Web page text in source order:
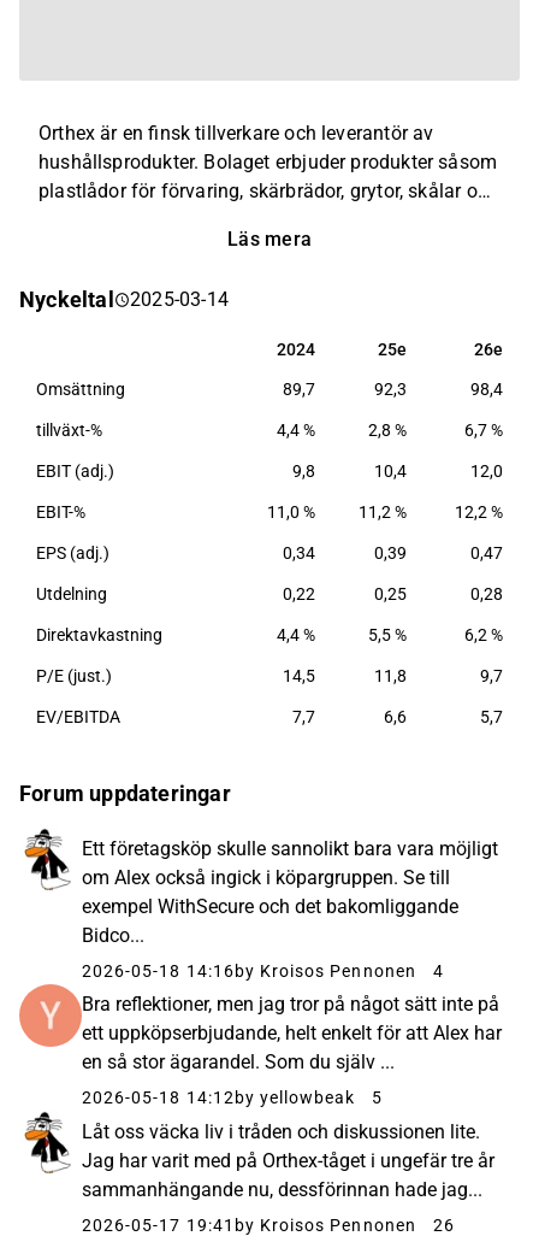
Orthex är en finsk tillverkare och leverantör av
hushållsprodukter. Bolaget erbjuder produkter såsom
plastlådor för förvaring, skärbrädor, grytor, skålar och
digitalt via bolagets E-handelsplattform, samt
Störst verksamhet återfinns inom den nordiska
Läs mera
Nyckeltal 2025-03-14
2024 25e 26e
2024 25e 26e
Omsättning 89,7 92,3 98,4
tillväxt-% 4,4 % 2,8 % 6,7 %
EBIT (adj.) 9,8 10,4 12,0
EBIT-% 11,0 % 11,2 % 12,2 %
EPS (adj.) 0,34 0,39 0,47
Utdelning 0,22 0,25 0,28
Direktavkastning 4,4 % 5,5 % 6,2 %
P/E (just.) 14,5 11,8 9,7
EV/EBITDA 7,7 6,6 5,7
Forum uppdateringar
Ett företagsköp skulle sannolikt bara vara möjligt
om Alex också ingick i köpargruppen. Se till
exempel WithSecure och det bakomliggande
Bidco...
2026-05-18 14:16by Kroisos Pennonen 4
Bra reflektioner, men jag tror på något sätt inte på
ett uppköpserbjudande, helt enkelt för att Alex har
en så stor ägarandel. Som du själv ...
2026-05-18 14:12 by yellowbeak 5
Låt oss väcka liv i tråden och diskussionen lite.
Jag har varit med på Orthex-tåget i ungefär tre år
sammanhängande nu, dessförinnan hade jag...
2026-05-17 19:41 by Kroisos Pennonen 26